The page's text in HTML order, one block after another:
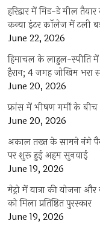
हरिद्वार में मिड-डे मील
कन्या इंटर कॉलेज में टली
June 22, 2026
हिमाचल के लाहुल-स्पीति
हैरान; 4 जगह जोखिम भरा
June 20, 2026
फ्रांस में भीषण गर्मी के
June 20, 2026
अकाल तख्त के सामने नंगे
पर शुरू हुई अहम सुनवाई
June 19, 2026
मेट्रो में यात्रा की योजना
को मिला प्रतिष्ठित पुरस्कार
June 19, 2026